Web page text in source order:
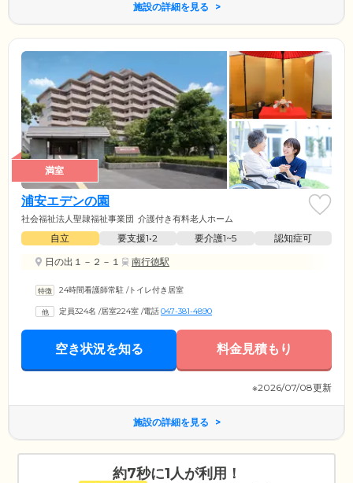
施設の詳細を見る
満室
浦安エデンの園
社会福祉法人聖隷福祉事業団 介護付き有料老人ホーム
自立 要支援1•2 要介護1~5
認知症可
日の出１－２－１
南行徳駅
24時間看護師常駐 /トイレ付き居室
定員324名 /居室224室 /電話047-381-4890
空き状況を知る 料金見積もり
※2026/07/08更新
施設の詳細を見る
約7秒に1人が利用！